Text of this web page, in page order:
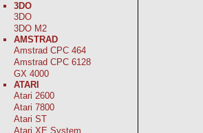
3DO
3DO
3DO M2
AMSTRAD
Amstrad CPC 464
Amstrad CPC 6128
GX 4000
ATARI
Atari 2600
Atari 7800
Atari ST
Atari XE System